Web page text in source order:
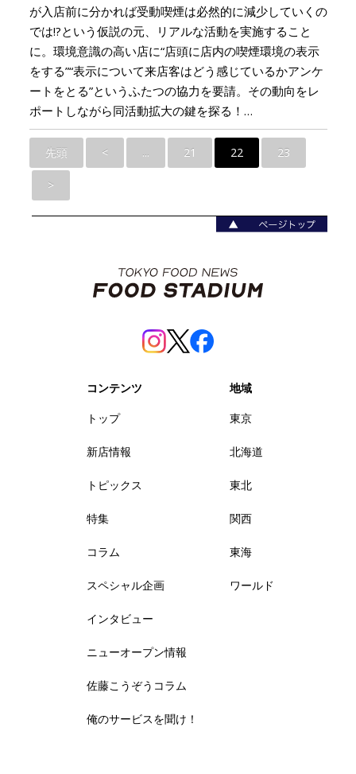
が入店前に分かれば受動喫煙は必然的に減少していくの
では!?という仮説の元、リアルな活動を実施すること
に。環境意識の高い店に“店頭に店内の喫煙環境の表示
をする”“表示について来店客はどう感じているかアンケ
ートをとる”というふたつの協力を要請。その動向をレ
ポートしながら同活動拡大の鍵を探る！…
先頭 < ... 21 22 23
>
コンテンツ
トップ
新店情報
トピックス
特集
コラム
スペシャル企画
インタビュー
ニューオープン情報
佐藤こうぞうコラム
俺のサービスを聞け！
地域
東京
北海道
東北
関西
東海
ワールド